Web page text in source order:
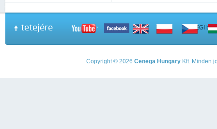
tetejére A PEGI
Copyright © 2026 Cenega Hungary Kft. Minden